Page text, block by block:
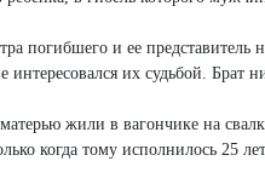
погибшего и ее
их судьбой. Брат
жили в вагончике на
когда тому исполнилось 25 лет.